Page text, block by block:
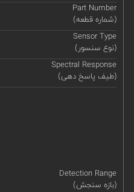
Part Number
(شماره قطعه)
Sensor Type
(نوع سنسور)
Spectral Response
(طیف پاسخ دهی)
Detection Range
(بازه سنجش)